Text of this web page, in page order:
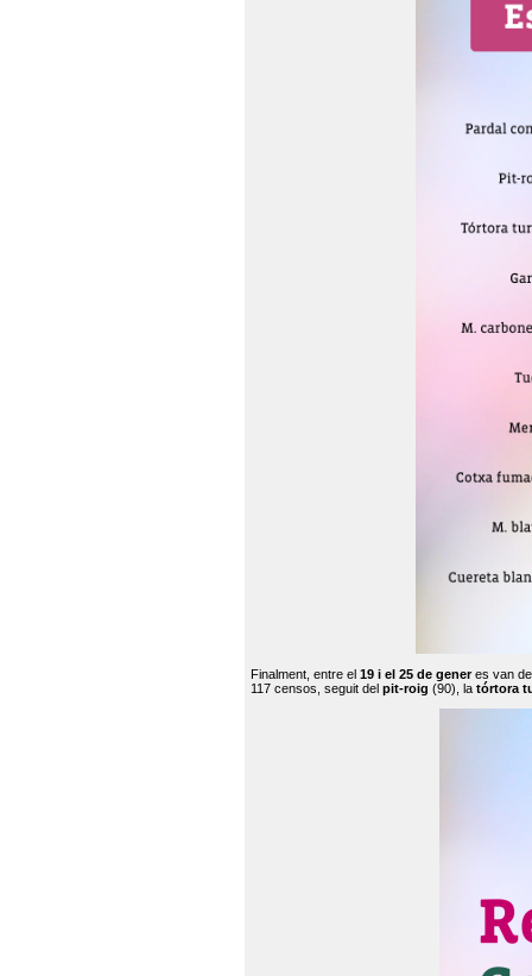
Finalment, entre el 19 i el 25 de generes van
117 censos, seguit del pit-roig (90), la tórtora